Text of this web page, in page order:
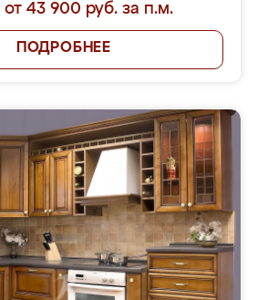
от 43 900 руб. за п.м.
ПОДРОБНЕЕ